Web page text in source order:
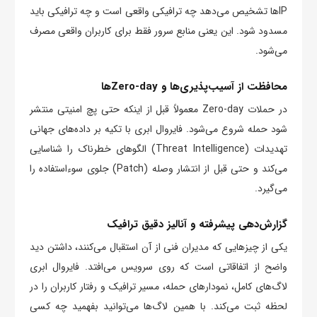
IPها تشخیص می‌دهد چه ترافیکی واقعی است و چه ترافیکی باید
مسدود شود. این یعنی منابع سرور فقط برای کاربران واقعی مصرف
می‌شود.
محافظت از آسیب‌پذیری‌ها و Zero-dayها
در حملات Zero-day معمولاً قبل از اینکه حتی پچ امنیتی منتشر
شود حمله شروع می‌شود. فایروال ابری با تکیه بر داده‌های جهانی
تهدیدات (Threat Intelligence) الگوهای خطرناک را شناسایی
می‌کند و حتی قبل از انتشار وصله (Patch) جلوی سوءاستفاده را
می‌گیرد.
گزارش‌دهی پیشرفته و آنالیز دقیق ترافیک
یکی از چیزهایی که مدیران فنی از آن استقبال می‌کنند، داشتن دید
واضح از اتفاقاتی است که روی سرویس می‌افتد. فایروال ابری
لاگ‌های کامل، نمودارهای حمله، مسیر ترافیک و رفتار کاربران را در
لحظه ثبت می‌کند. با همین لاگ‌ها می‌توانید بفهمید چه کسی